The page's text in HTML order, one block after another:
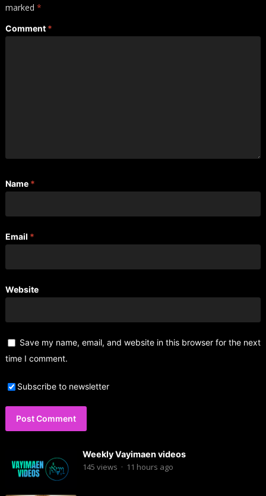
marked *
Comment *
Name *
Email *
Website
Save my name, email, and website in this browser for the next
time I comment.
Subscribe to newsletter
Weekly Vayimaen videos
145 views · 11 hours ago